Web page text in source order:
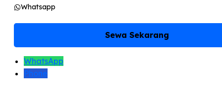
Whatsapp
Sewa Sekarang
WhatsApp
Phone